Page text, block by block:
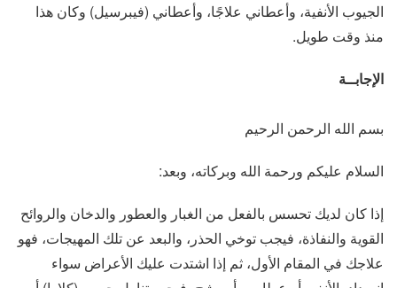
الجيوب الأنفية، وأعطاني علاجًا، وأعطاني (فيبرسيل) وكان هذا
منذ وقت طويل.
الإجابــة
بسم الله الرحمن الرحيم
السلام عليكم ورحمة الله وبركاته، وبعد:
إذا كان لديك تحسس بالفعل من الغبار والعطور والدخان والروائح
القوية والنفاذة، فيجب توخي الحذر، والبعد عن تلك المهيجات، فهو
علاجك في المقام الأول، ثم إذا اشتدت عليك الأعراض سواء